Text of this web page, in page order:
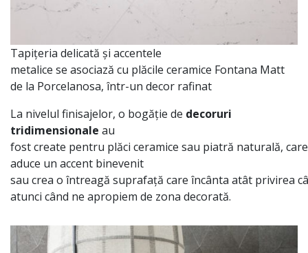
Tapițeria delicată și accentele
metalice se asociază cu plăcile ceramice Fontana Matt
de la Porcelanosa, într-un decor rafinat
La nivelul finisajelor, o bogăție de decoruri
tridimensionale au
fostcreate pentru plăci ceramice sau piatră naturală, care
aduce un accent binevenit
sau crea o întreagă suprafață care încânta atât privirea
atunci când ne apropiem de zona decorată.